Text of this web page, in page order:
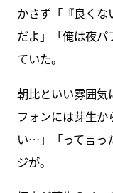
かさず「『良くな
だよ」「俺は夜
ていた。
朝比といい雰囲気
フォンには芽生
い…」「って言っ
ジが。